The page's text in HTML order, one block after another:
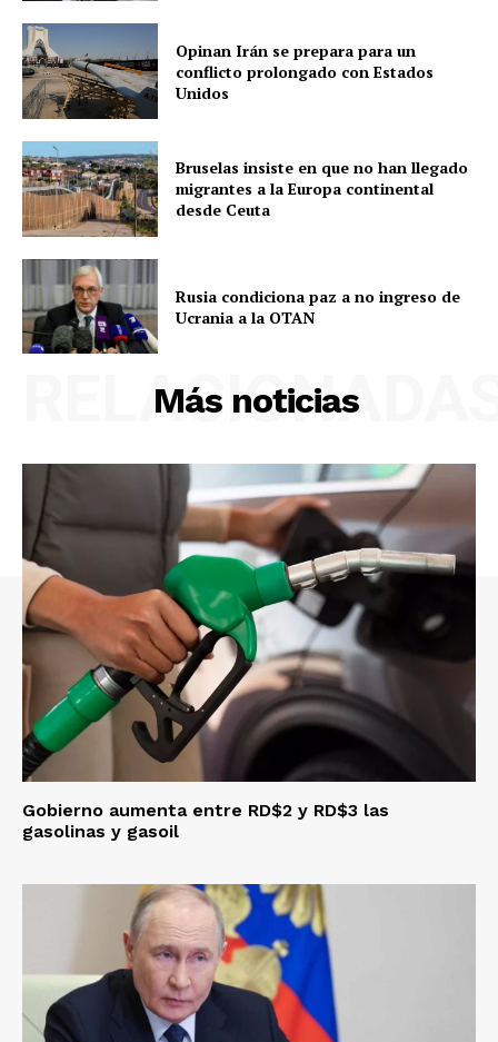
Opinan Irán se prepara para un
conflicto prolongado con Estados
Unidos
Bruselas insiste en que no han llegado
migrantes a la Europa continental
desde Ceuta
Rusia condiciona paz a no ingreso de
Ucrania a la OTAN
Más noticias
Gobierno aumenta entre RD$2 y RD$3 las
gasolinas y gasoil